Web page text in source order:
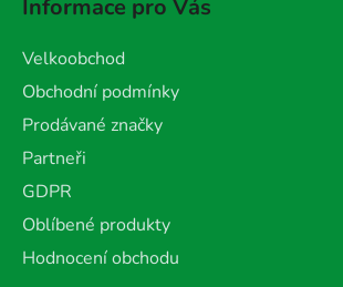
Informace pro Vás
Velkoobchod
Obchodní podmínky
Prodávané značky
Partneři
GDPR
Oblíbené produkty
Hodnocení obchodu